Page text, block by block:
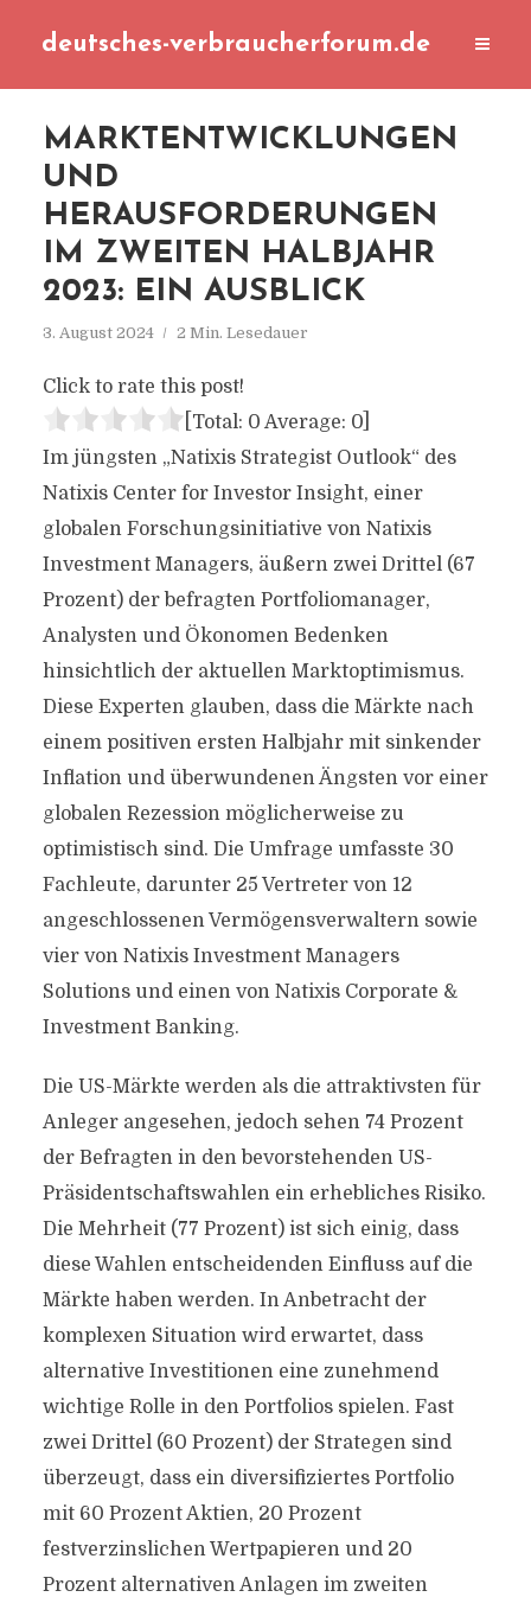
deutsches-verbraucherforum.de
MARKTENTWICKLUNGEN
UND
HERAUSFORDERUNGEN
IM ZWEITEN HALBJAHR
2023: EIN AUSBLICK
3. August 2024 2 Min. Lesedauer
Click to rate this post!
[Total: 0 Average: 0]
Im jüngsten „Natixis Strategist Outlook“ des
Natixis Center for Investor Insight, einer
globalen Forschungsinitiative von Natixis
Investment Managers, äußern zwei Drittel (67
Prozent) der befragten Portfoliomanager,
Analysten und Ökonomen Bedenken
hinsichtlich der aktuellen Marktoptimismus.
Diese Experten glauben, dass die Märkte nach
einem positiven ersten Halbjahr mit sinkender
Inflation und überwundenen Ängsten vor einer
globalen Rezession möglicherweise zu
optimistisch sind. Die Umfrage umfasste 30
Fachleute, darunter 25 Vertreter von 12
angeschlossenen Vermögensverwaltern sowie
vier von Natixis Investment Managers
Solutions und einen von Natixis Corporate &
Investment Banking.
Die US-Märkte werden als die attraktivsten für
Anleger angesehen, jedoch sehen 74 Prozent
der Befragten in den bevorstehenden US-
Präsidentschaftswahlen ein erhebliches Risiko.
Die Mehrheit (77 Prozent) ist sich einig, dass
diese Wahlen entscheidenden Einfluss auf die
Märkte haben werden. In Anbetracht der
komplexen Situation wird erwartet, dass
alternative Investitionen eine zunehmend
wichtige Rolle in den Portfolios spielen. Fast
zwei Drittel (60 Prozent) der Strategen sind
überzeugt, dass ein diversifiziertes Portfolio
mit 60 Prozent Aktien, 20 Prozent
festverzinslichen Wertpapieren und 20
Prozent alternativen Anlagen im zweiten